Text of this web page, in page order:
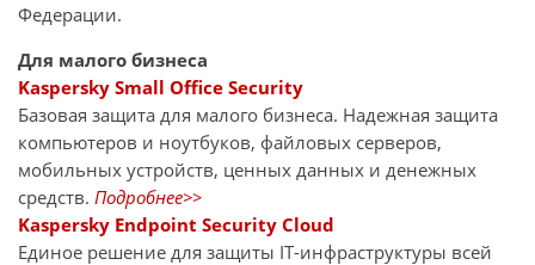
Федерации.
Для малого бизнеса
Kaspersky Small Office Security
Базовая защита для малого бизнеса. Надежная защита
компьютеров и ноутбуков, файловых серверов,
мобильных устройств, ценных данных и денежных
средств. Подробнее>>
Kaspersky Endpoint Security Cloud
Единое решение для защиты IT-инфраструктуры всей